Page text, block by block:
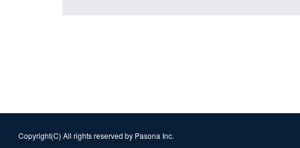
Copyright(C) All rights reserved by Pasona Inc.